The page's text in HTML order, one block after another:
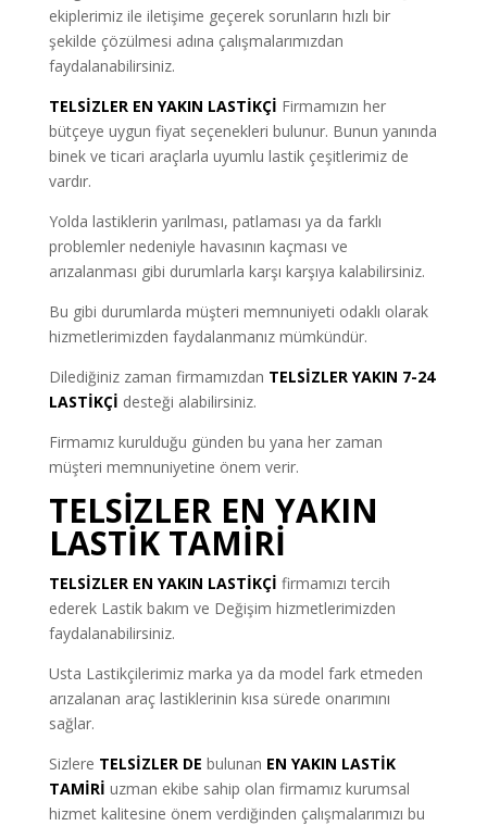
ekiplerimiz ile iletişime geçerek sorunların hızlı bir
şekilde çözülmesi adına çalışmalarımızdan
faydalanabilirsiniz.
TELSİZLER EN YAKIN LASTİKÇİ Firmamızın her
bütçeye uygun fiyat seçenekleri bulunur. Bunun yanında
binek ve ticari araçlarla uyumlu lastik çeşitlerimiz de
vardır.
Yolda lastiklerin yarılması, patlaması ya da farklı
problemler nedeniyle havasının kaçması ve
arızalanması gibi durumlarla karşı karşıya kalabilirsiniz.
Bu gibi durumlarda müşteri memnuniyeti odaklı olarak
hizmetlerimizden faydalanmanız mümkündür.
Dilediğiniz zaman firmamızdan TELSİZLER YAKIN 7-24
LASTİKÇİ desteği alabilirsiniz.
Firmamız kurulduğu günden bu yana her zaman
müşteri memnuniyetine önem verir.
TELSİZLER EN YAKIN
LASTİK TAMİRİ
TELSİZLER EN YAKIN LASTİKÇİ firmamızı tercih
ederek Lastik bakım ve Değişim hizmetlerimizden
faydalanabilirsiniz.
Usta Lastikçilerimiz marka ya da model fark etmeden
arızalanan araç lastiklerinin kısa sürede onarımını
sağlar.
Sizlere TELSİZLER DE bulunan EN YAKIN LASTİK
TAMİRİ uzman ekibe sahip olan firmamız kurumsal
hizmet kalitesine önem verdiğinden çalışmalarımızı bu